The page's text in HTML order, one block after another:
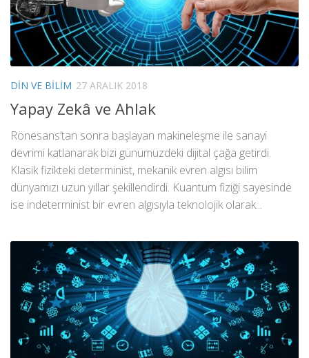
DIN VE BILIM 27 ARALIK 2018
Yapay Zekâ ve Ahlak
Rönesans’tan sonra başlayan makineleşme ile sanayi
devrimi katlanarak bizi günümüzdeki dijital çağa getirdi.
Klasik fizikteki determinist, mekanik evren algısı bilim
dünyamızı uzun yıllar şekillendirdi. Kuantum fiziği sayesinde
ise indeterminist bir evren algısıyla teknolojik olarak...